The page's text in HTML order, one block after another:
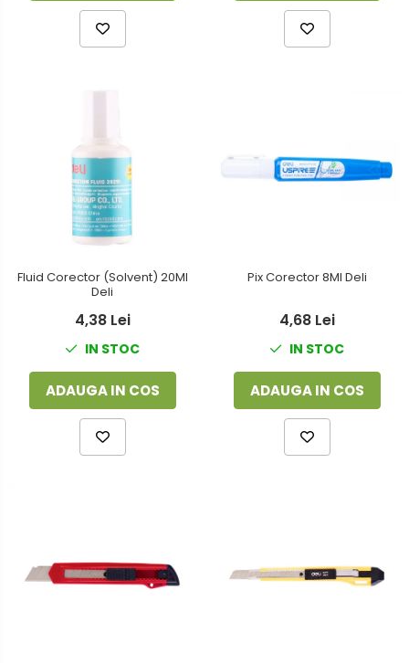
Fluid Corector (Solvent) 20Ml
Deli
4,38 Lei
IN STOC
ADAUGA IN COS
Pix Corector 8Ml Deli
4,68 Lei
IN STOC
ADAUGA IN COS